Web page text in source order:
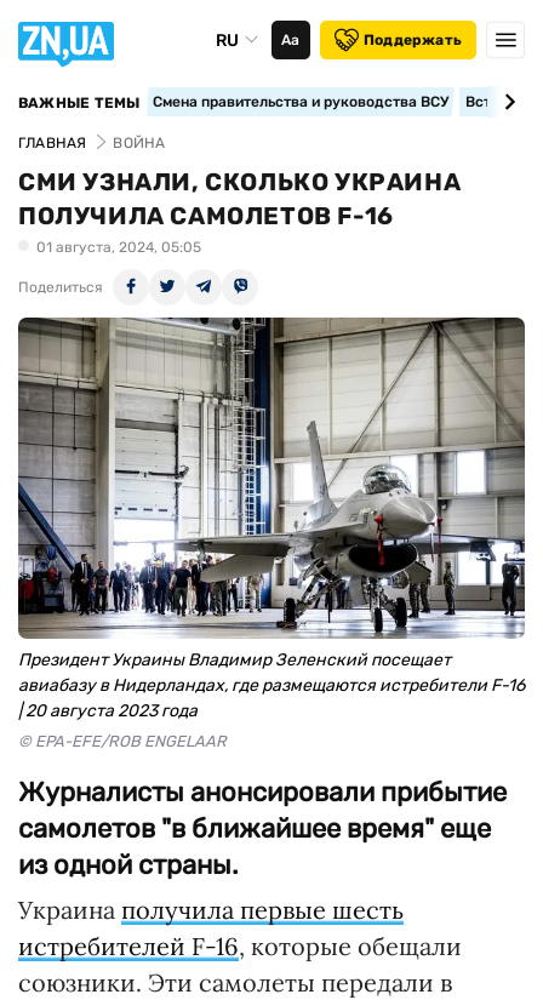
RU Аа Поддержать
ВАЖНЫЕ ТЕМЫ Смена правительства и руководства ВСУ
ГЛАВНАЯ ВОЙНА
СМИ УЗНАЛИ, СКОЛЬКО УКРАИНА
ПОЛУЧИЛА САМОЛЕТОВ F-16
01 августа, 2024, 05:05
Поделиться
Президент Украины Владимир Зеленский посещает
авиабазу в Нидерландах, где размещаются истребители F-16
| 20 августа 2023 года
© EPA-EFE/ROB ENGELAAR
Журналисты анонсировали прибытие
самолетов "в ближайшее время" еще
из одной страны.
Украина получила первые шесть
истребителей F-16, которые обещали
союзники. Эти самолеты передали в